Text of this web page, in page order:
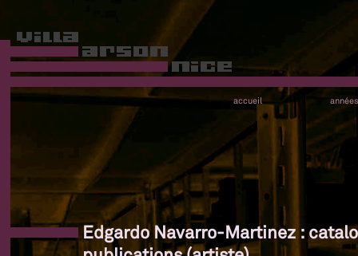
accueil années
Edgardo Navarro-Martinez :